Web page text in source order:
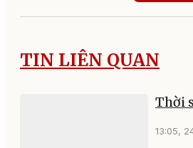
TIN LIÊN QUAN
Thời
13:05,